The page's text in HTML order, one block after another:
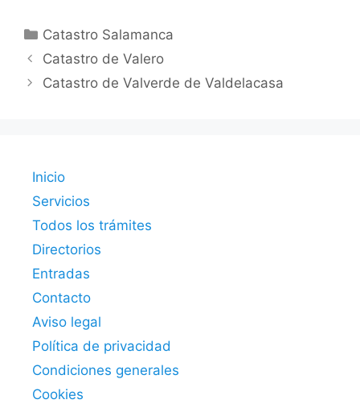
Categorías
Catastro Salamanca
Catastro de Valero
Catastro de Valverde de Valdelacasa
Inicio
Servicios
Todos los trámites
Directorios
Entradas
Contacto
Aviso legal
Política de privacidad
Condiciones generales
Cookies